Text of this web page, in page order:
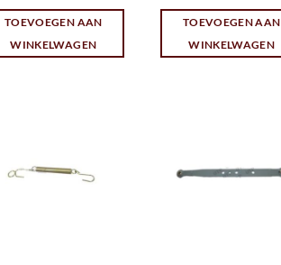
TOEVOEGEN AAN
WINKELWAGEN
TOEVOEGEN AAN
WINKELWAGEN